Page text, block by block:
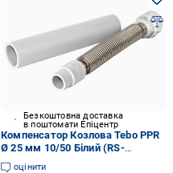
Безкоштовна доставка
в поштомати Епіцентр
Компенсатор Козлова Tebo PPR
Ø 25 мм 10/50 Білий (RS-
О31090303 )
оцінити